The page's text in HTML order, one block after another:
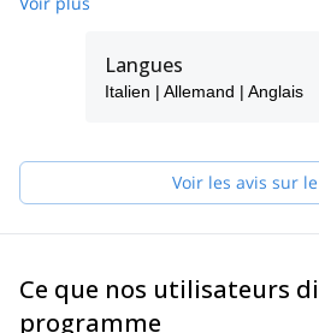
saisons de l'année. J'aime beaucoup
Mon curriculum et mon alpinisme
(Californie), au Ben Nevis (Ecosse) et
Espagne et Sardaigne. J'ai aussi fait
(6828m), Cho Oyu (8201m), Manaslu
6310m), Patagonie (Argentine).
N'hésitez pas à me contacter si vous
Langues
Italien | Allemand | Anglais
Voir les avis sur
Ce que nos utilisateurs
programme